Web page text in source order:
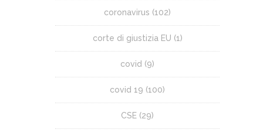
coronavirus (102)
corte di giustizia EU (1)
covid (9)
covid 19 (100)
CSE (29)